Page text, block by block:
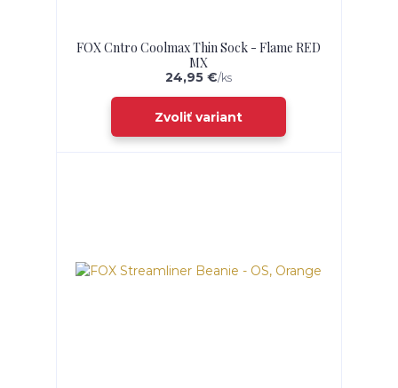
FOX Cntro Coolmax Thin Sock - Flame RED
MX
24,95 €/ks
Zvoliť variant